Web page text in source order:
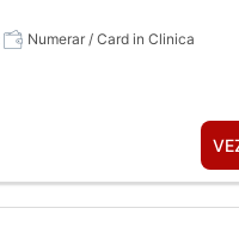
Numerar / Card in Clinica